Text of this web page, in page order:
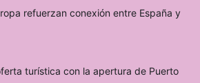
refuerzan conexión entre España y
turística con la apertura de Puerto